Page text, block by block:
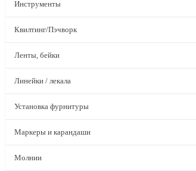
Инструменты
Квилтинг/Пэчворк
Ленты, бейки
Линейки / лекала
Установка фурнитуры
Маркеры и карандаши
Молнии